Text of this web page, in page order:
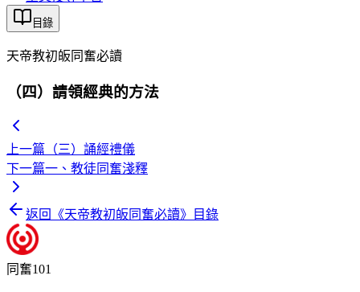
目錄
天帝教初皈同奮必讀
（四）請領經典的方法
上一篇 （三）誦經禮儀
下一篇一、教徒同奮淺釋
返回《天帝教初皈同奮必讀》目錄
同奮101